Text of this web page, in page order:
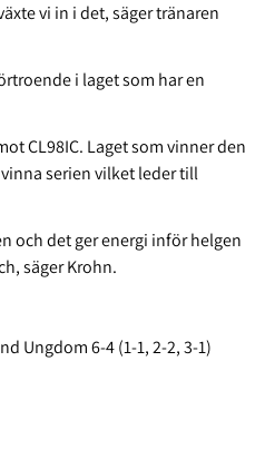
vi in i det, säger tränaren
i laget som har en
CL98IC. Laget som vinner den
serien vilket leder till
och det ger energi inför helgen
säger Krohn.
Ungdom 6-4 (1-1, 2-2, 3-1)